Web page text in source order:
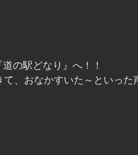
の駅どなり』へ！！
、おなかすいた～といった